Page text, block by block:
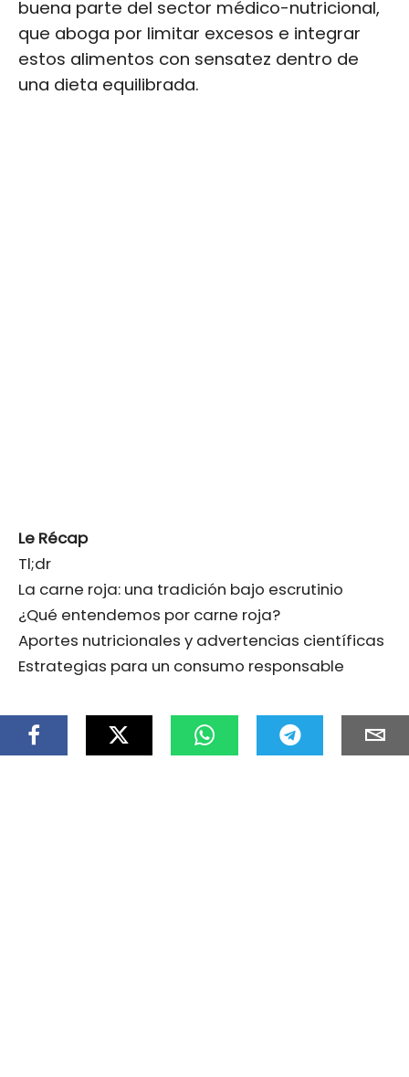
buena parte del sector médico-nutricional,
que aboga por limitar excesos e integrar
estos alimentos con sensatez dentro de
una dieta equilibrada.
Le Récap
Tl;dr
La carne roja: una tradición bajo escrutinio
¿Qué entendemos por carne roja?
Aportes nutricionales y advertencias científicas
Estrategias para un consumo responsable